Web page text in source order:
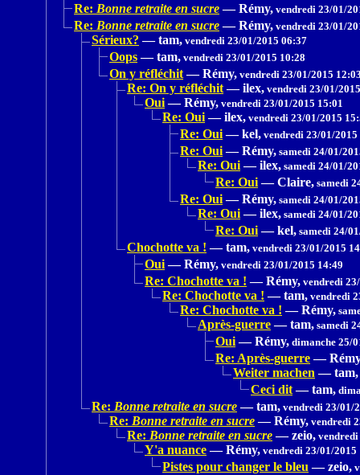
Re: Bonne retraite en sucre — Rémy, vendredi 23/01/
Re: Bonne retraite en sucre — Rémy, vendredi 23/01/
Sérieux? — tam, vendredi 23/01/2015 06:37
Oops — tam, vendredi 23/01/2015 10:28
On y réfléchit — Rémy, vendredi 23/01/2015
Re: On y réfléchit — ilex, vendredi 23/01/
Oui — Rémy, vendredi 23/01/2015 15:01
Re: Oui — ilex, vendredi 23/01/2015
Re: Oui — kel, vendredi 23/01/2015
Re: Oui — Rémy, samedi 24/01/
Re: Oui — ilex, samedi 24/01/
Re: Oui — Claire, samedi
Re: Oui — Rémy, samedi 24/01/
Re: Oui — ilex, samedi 24/01/
Re: Oui — kel, samedi 24/
Chochotte va ! — tam, vendredi 23/01/2015
Oui — Rémy, vendredi 23/01/2015 14:49
Re: Chochotte va ! — Rémy, vendredi
Re: Chochotte va ! — tam, vendredi
Re: Chochotte va ! — Rémy,
Après-guerre — tam, samedi
Oui — Rémy, dimanche 25/
Re: Après-guerre —
Weiter machen — tam,
Ceci dit — tam,
Re: Bonne retraite en sucre — tam, vendredi 23/01/
Re: Bonne retraite en sucre — Rémy, vendredi
Re: Bonne retraite en sucre — zeio,
Y'a nuance — Rémy, vendredi 23/01/2015
Pistes pour changer le bleu — zeio,